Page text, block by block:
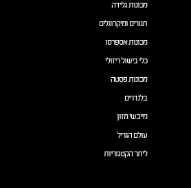
מכונות גלידה
תנורים ומיקרוגלים
מכונות אספרסו
כלי בישול ריזולי
מכונות פסטה
בלנדרים
מייבשי מזון
עולם הגריל
ליתר הקטגוריות